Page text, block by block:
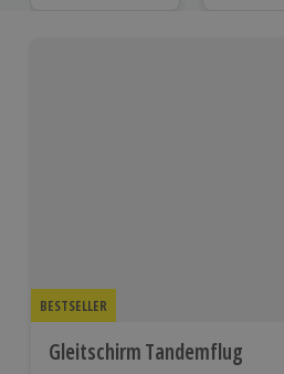
BESTSELLER
Gleitschirm Tandemflug